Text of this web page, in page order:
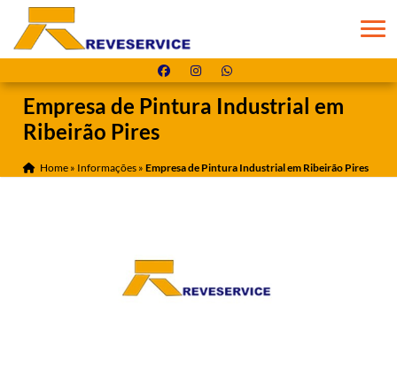
Empresa de Pintura Industrial em
Ribeirão Pires
Home » Informações »Empresa de Pintura Industrial em Ribeirão Pires